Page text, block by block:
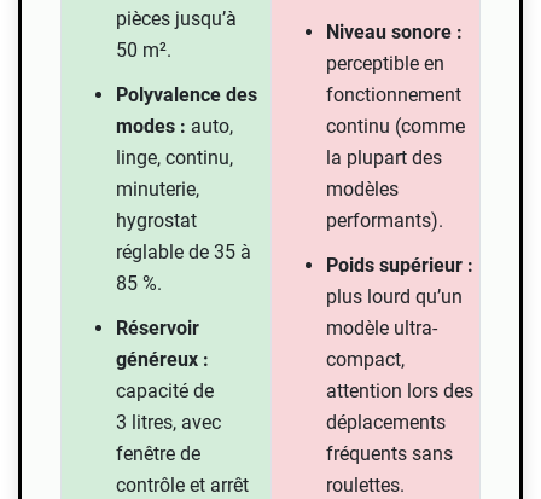
pièces jusqu’à
50 m².
Polyvalence des
modes : auto,
linge, continu,
minuterie,
hygrostat
réglable de 35 à
85 %.
Réservoir
généreux :
capacité de
3 litres, avec
fenêtre de
contrôle et arrêt
Niveau sonore :
perceptible en
fonctionnement
continu (comme
la plupart des
modèles
performants).
Poids supérieur :
plus lourd qu’un
modèle ultra-
compact,
attention lors des
déplacements
fréquents sans
roulettes.